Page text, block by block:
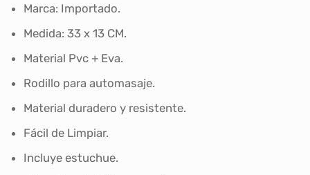
original
era:
S/71.00.
Marca: Importado.
Medida: 33 x 13 CM.
Material Pvc + Eva.
Rodillo para automasaje.
Material duradero y resistente.
Fácil de Limpiar.
Incluye estuchue.